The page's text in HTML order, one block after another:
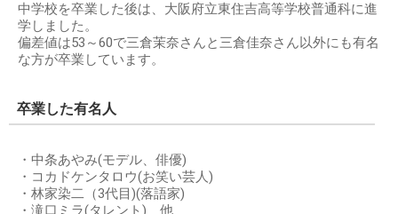
中学校を卒業した後は、大阪府立東住吉高等学校普通科に進
学しました。
偏差値は53～60で三倉茉奈さんと三倉佳奈さん以外にも有名
な方が卒業しています。
卒業した有名人
・中条あやみ(モデル、俳優)
・コカドケンタロウ(お笑い芸人)
・林家染二（3代目)(落語家)
・滝口ミラ(タレント) 他